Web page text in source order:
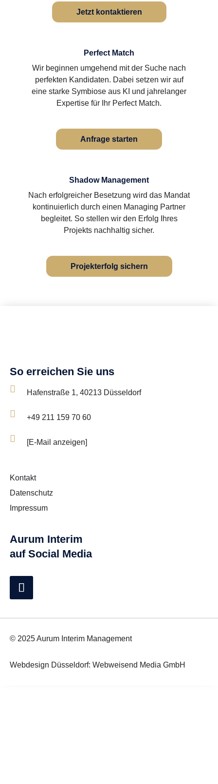
Jetzt kontaktieren
Perfect Match
Wir beginnen umgehend mit der Suche nach
perfekten Kandidaten. Dabei setzen wir auf
eine starke Symbiose aus KI und jahrelanger
Expertise für Ihr Perfect Match.
Anfrage starten
Shadow Management
Nach erfolgreicher Besetzung wird das Mandat
kontinuierlich durch einen Managing Partner
begleitet. So stellen wir den Erfolg Ihres
Projekts nachhaltig sicher.
Projekterfolg sichern
 Hafenstraße 1, 40213 Düsseldorf
 +49 211 159 70 60
 [E-Mail anzeigen]
Kontakt
Datenschutz
Impressum
Aurum Interim
auf Social Media
© 2025 Aurum Interim Management
Webdesign Düsseldorf: Webweisend Media GmbH